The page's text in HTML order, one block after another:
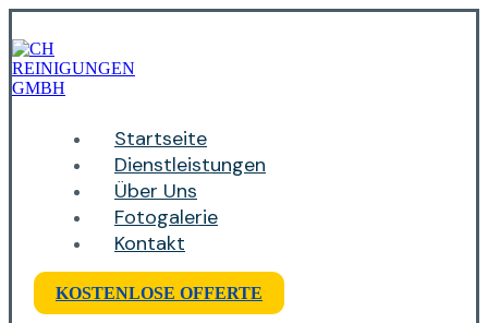
Startseite
Dienstleistungen
Über Uns
Fotogalerie
Kontakt
KOSTENLOSE OFFERTE